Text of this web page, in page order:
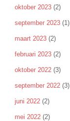
oktober 2023 (2)
september 2023 (1)
maart 2023 (2)
februari 2023 (2)
oktober 2022 (3)
september 2022 (3)
juni 2022 (2)
mei 2022 (2)